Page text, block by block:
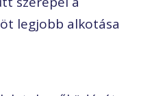
legjobb alkotása